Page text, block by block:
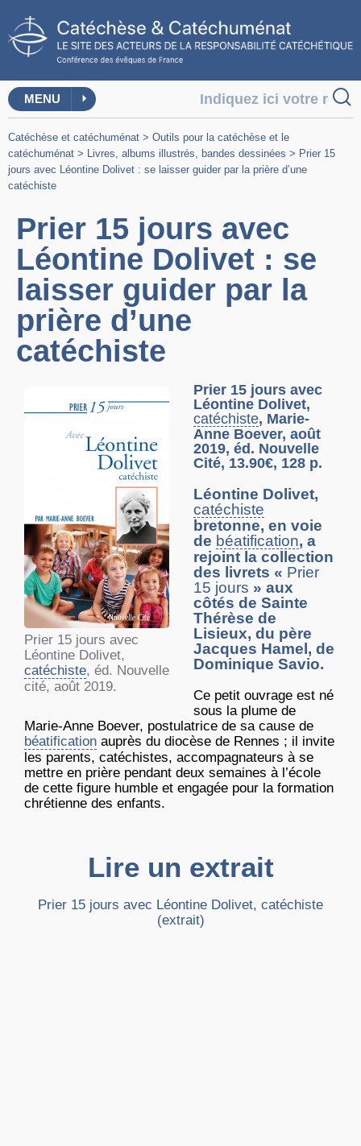
MENU
Catéchèse et catéchuménat > Outils pour la catéchèse et le
catéchuménat > Livres, albums illustrés, bandes dessinées > Prier 15
jours avec Léontine Dolivet : se laisser guider par la prière d’une
catéchiste
Prier 15 jours avec
Léontine Dolivet : se
laisser guider par la
prière d’une
catéchiste
Prier 15 jours avec
Léontine Dolivet,
catéchiste, éd. Nouvelle
cité, août 2019.
Prier 15 jours avec
Léontine Dolivet,
catéchiste, Marie-
Anne Boever, août
2019, éd. Nouvelle
Cité, 13.90€, 128 p.
Léontine Dolivet,
catéchiste
bretonne, en voie
de béatification, a
rejoint la collection
des livrets « Prier
15 jours » aux
côtés de Sainte
Thérèse de
Lisieux, du père
Jacques Hamel, de
Dominique Savio.
Ce petit ouvrage est né
sous la plume de
Marie-Anne Boever, postulatrice de sa cause de
béatification auprès du diocèse de Rennes ; il invite
les parents, catéchistes, accompagnateurs à se
mettre en prière pendant deux semaines à l’école
de cette figure humble et engagée pour la formation
chrétienne des enfants.
Lire un extrait
Prier 15 jours avec Léontine Dolivet, catéchiste
(extrait)